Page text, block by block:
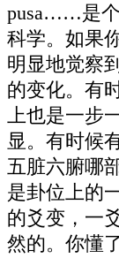
pusa……是个
科学。如果
明显地觉察
的变化。有
上也是一步
显。有时候
五脏六腑哪
是卦位上的
的爻变，一
然的。你懂